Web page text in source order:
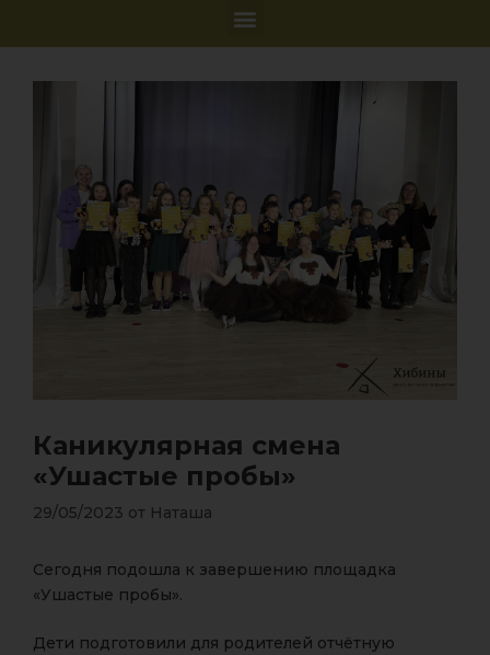
Каникулярная смена
«Ушастые пробы»
29/05/2023 от Наташа
Сегодня подошла к завершению площадка
«Ушастые пробы».
Дети подготовили для родителей отчётную